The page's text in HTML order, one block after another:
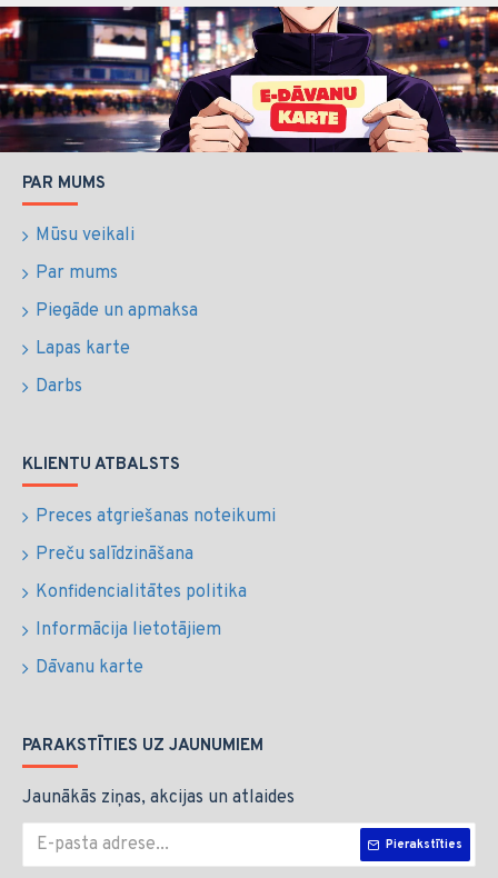
PAR MUMS
Mūsu veikali
Par mums
Piegāde un apmaksa
Lapas karte
Darbs
KLIENTU ATBALSTS
Preces atgriešanas noteikumi
Preču salīdzināšana
Konfidencialitātes politika
Informācija lietotājiem
Dāvanu karte
PARAKSTĪTIES UZ JAUNUMIEM
Jaunākās ziņas, akcijas un atlaides
Pierakstīties